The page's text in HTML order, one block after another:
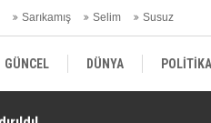
Sarıkamış Selim Susuz
GÜNCEL DÜNYA POLİTİKA
KÜLTÜR | SANAT | MAGAZİN